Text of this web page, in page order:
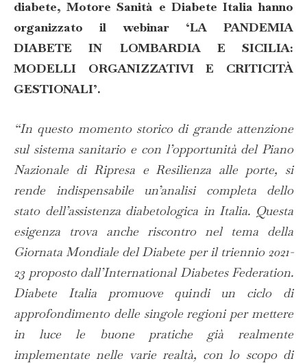
diabete,Motore Sanità e Diabete Italia hanno
organizzato il webinar ‘LA PANDEMIA
DIABETE IN
LOMBARDIA E SICILIA:
MODELLI ORGANIZZATIVI E CRITICITÀ
GESTIONALI’.
“In questo momento storico di grande attenzione
sul sistema sanitario e con l’opportunità del Piano
Nazionale di Ripresa e Resilienza alle porte, si
rende indispensabile un’analisi completa dello
stato dell’assistenza diabetologica in Italia. Questa
esigenza trova anche riscontro nel tema della
Giornata Mondiale del Diabete per il triennio 2021-
23 proposto dall’International Diabetes Federation.
Diabete Italia promuove quindi un ciclo di
approfondimento delle singole regioni per mettere
in luce le buone pratiche già realmente
implementate nelle varie realtà, con lo scopo di